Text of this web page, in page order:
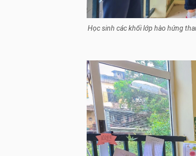
Học sinh các khối lớp hào hứng